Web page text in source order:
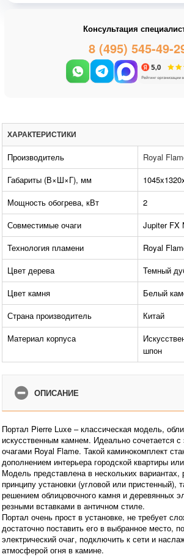
Консультация
8 (495) 545-49-
ХАРАКТЕРИСТИКИ
Производитель
Royal
Габариты (В×Ш×Г), мм
Мощность обогрева, кВт
2
Совместимые очаги
Jupiter FX
Технология пламени
Royal
Цвет дерева
Темный
Цвет камня
Белый
Страна производитель
Китай
Материал корпуса
шпон
ОПИСАНИЕ
Портал Pierre Luxe – классическая модель,
искусственным камнем. Идеально сочетается с
очагами Royal Flame. Такой каминокомплект
дополнением интерьера городской квартиры
Модель представлена в нескольких
принципу установки (угловой или пристенный),
решением облицовочного камня и деревянных
резными вставками в античном стиле.
Портал очень прост в установке, не требует
достаточно поставить его в выбранное место,
электрический очаг, подключить к сети и
атмосферой огня в камине.